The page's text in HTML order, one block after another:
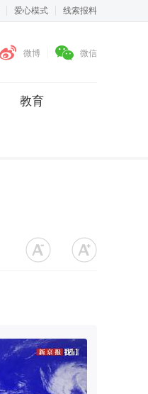
爱心模式 线索报料
微博 微信
教育